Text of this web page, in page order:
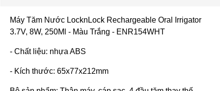
Máy Tăm Nước LocknLock Rechargeable Oral Irrigator
3.7V, 8W, 250Ml - Màu Trắng - ENR154WHT
- Chất liệu: nhựa ABS
- Kích thước: 65x77x212mm